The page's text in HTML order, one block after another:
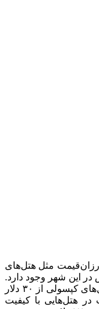
ارزان‌قیمت مثل هتل‌های
در این شهر وجود دارد.
اما هزینه یک شب اقامت در یک اتاق در هتل‌های کپسولی از ۳۰ دلار
هتل‌هایی با کیفیت